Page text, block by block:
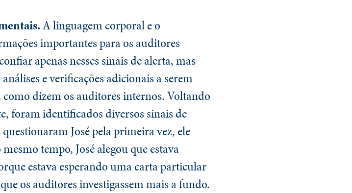
A linguagem corporal e o
importantes para os auditores
apenas nesses sinais de alerta, mas
e verificações adicionais a serem
como dizem os auditores internos. Voltando
foram identificados diversos sinais de
José pela primeira vez, ele
tempo, José alegou que estava
estava esperando uma carta particular
os auditores investigassem mais a fundo.